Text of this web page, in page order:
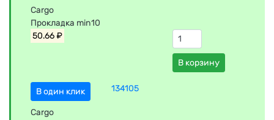
Cargo
Прокладка min10
50.66 ₽
В корзину
В один клик 134105
Cargo